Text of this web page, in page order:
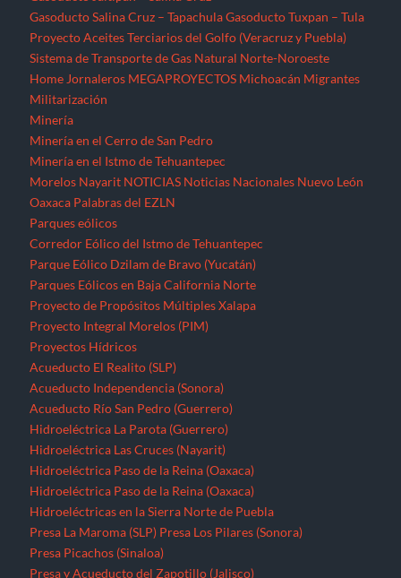
Gasoducto Salina Cruz – Tapachula Gasoducto Tuxpan – Tula
Proyecto Aceites Terciarios del Golfo (Veracruz y Puebla)
Sistema de Transporte de Gas Natural Norte-Noroeste
Home Jornaleros MEGAPROYECTOS Michoacán Migrantes
Militarización
Minería
Minería en el Cerro de San Pedro
Minería en el Istmo de Tehuantepec
Morelos Nayarit NOTICIAS Noticias Nacionales Nuevo León
Oaxaca Palabras del EZLN
Parques eólicos
Corredor Eólico del Istmo de Tehuantepec
Parque Eólico Dzilam de Bravo (Yucatán)
Parques Eólicos en Baja California Norte
Proyecto de Propósitos Múltiples Xalapa
Proyecto Integral Morelos (PIM)
Proyectos Hídricos
Acueducto El Realito (SLP)
Acueducto Independencia (Sonora)
Acueducto Río San Pedro (Guerrero)
Hidroeléctrica La Parota (Guerrero)
Hidroeléctrica Las Cruces (Nayarit)
Hidroeléctrica Paso de la Reina (Oaxaca)
Hidroeléctrica Paso de la Reina (Oaxaca)
Hidroeléctricas en la Sierra Norte de Puebla
Presa La Maroma (SLP) Presa Los Pilares (Sonora)
Presa Picachos (Sinaloa)
Presa y Acueducto del Zapotillo (Jalisco)